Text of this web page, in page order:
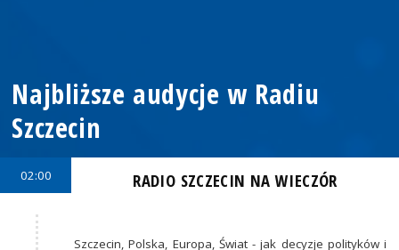
Najbliższe audycje w Radiu
Szczecin
02:00 RADIO SZCZECIN NA WIECZÓR
Szczecin, Polska, Europa, Świat - jak decyzje polityków i